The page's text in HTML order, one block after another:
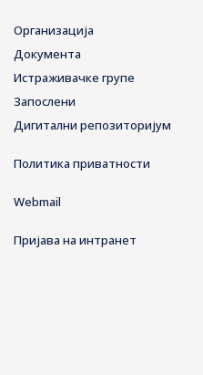
Организација
Документа
Истраживачке групе
Запослени
Дигитални репозиторијум
Политика приватности
Webmail
Пријава на интранет